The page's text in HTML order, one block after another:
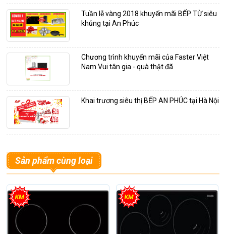
Tuần lễ vàng 2018 khuyến mãi BẾP TỪ siêu
khủng tại An Phúc
Chương trình khuyến mãi của Faster Việt
Nam Vui tân gia - quà thật đã
Khai trương siêu thị BẾP AN PHÚC tại Hà Nội
Sản phẩm cùng loại